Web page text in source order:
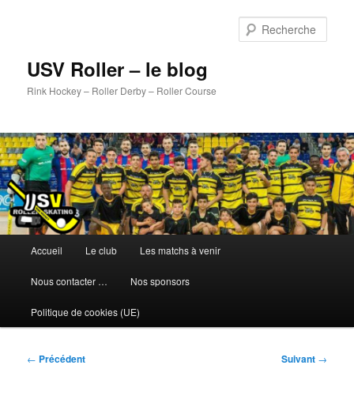
USV Roller – le blog
Rink Hockey – Roller Derby – Roller Course
principal
Accueil Le club Les matchs à venir
Nous contacter … Nos sponsors
Politique de cookies (UE)
Navigation
← Précédent Suivant →